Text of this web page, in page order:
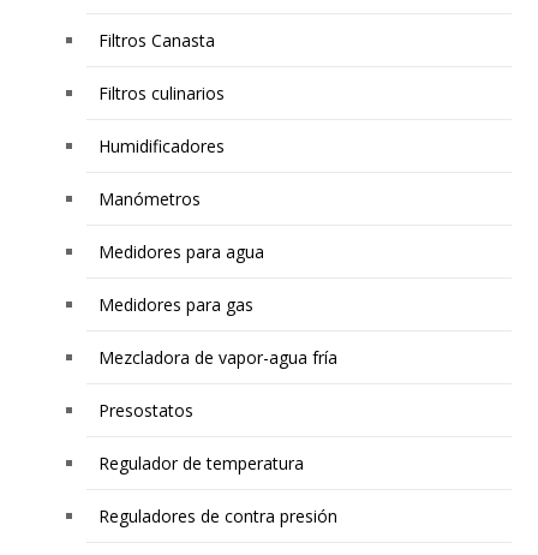
Filtros Canasta
Filtros culinarios
Humidificadores
Manómetros
Medidores para agua
Medidores para gas
Mezcladora de vapor-agua fría
Presostatos
Regulador de temperatura
Reguladores de contra presión